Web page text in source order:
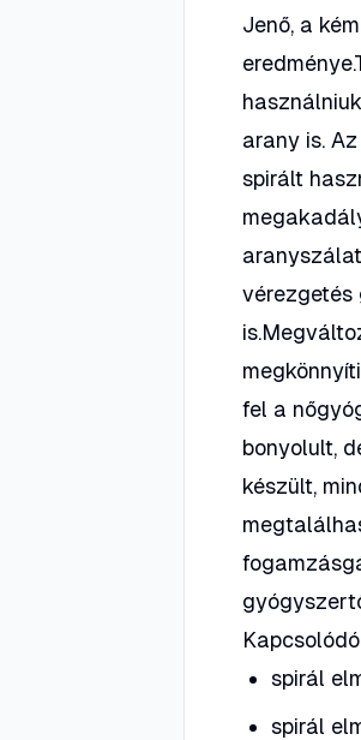
Jenő, a
arany is.
spirált
vérezgetés
fel a
bonyolult,
készült,
spirál
spirál